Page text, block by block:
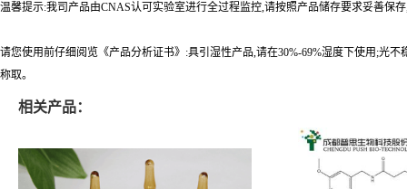
温馨提示:我司产品由CNAS认可实验室进行全过程监控,请按照产品储存要求妥善保
请您使用前仔细阅览《产品分析证书》:具引湿性产品,请在30%-69%湿度下使用;光
称取。
相关产品：